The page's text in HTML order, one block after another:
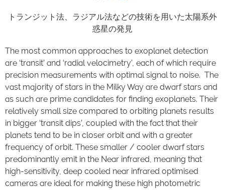
トランジット法、ラジアル法などの技術を用いた太陽系外
惑星の発見
The most common approaches to exoplanet detection
are ‘transit’ and ‘radial velocimetry’, each of which require
precision measurements with optimal signal to noise. The
vast majority of stars in the Milky Way are dwarf stars and
as such are prime candidates for finding exoplanets. Their
relatively small size compared to orbiting planets results
in bigger ‘transit dips’, coupled with the fact that their
planets tend to be in closer orbit and with a greater
frequency of orbit. These smaller / cooler dwarf stars
predominantly emit in the Near infrared, meaning that
high-sensitivity, deep cooled near infrared optimised
cameras are ideal for making these high photometric